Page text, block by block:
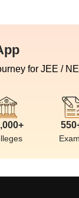
for JEE /